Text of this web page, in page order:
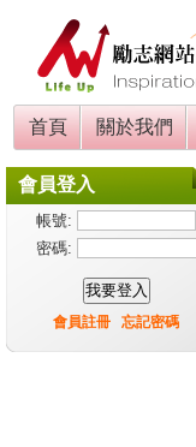
首頁 關於我們
會員登入
帳號:
密碼:
會員註冊 忘記密碼